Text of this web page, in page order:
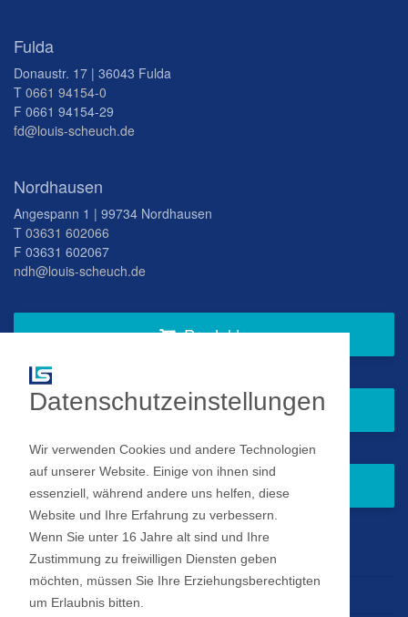
Fulda
Donaustr. 17 | 36043 Fulda
T 0661 94154-0
F 0661 94154-29
fd@louis-scheuch.de
Nordhausen
Angespann 1 | 99734 Nordhausen
T 03631 602066
F 03631 602067
ndh@louis-scheuch.de
Produkte
Fragen Sie gern bei uns an
Zum Newsletter anmelden
Impressum
Datenschutz
Datenschutzeinstellungen
Wir verwenden Cookies und andere Technologien
auf unserer Website. Einige von ihnen sind
essenziell, während andere uns helfen, diese
Website und Ihre Erfahrung zu verbessern.
Wenn Sie unter 16 Jahre alt sind und Ihre
Zustimmung zu freiwilligen Diensten geben
möchten, müssen Sie Ihre Erziehungsberechtigten
um Erlaubnis bitten.